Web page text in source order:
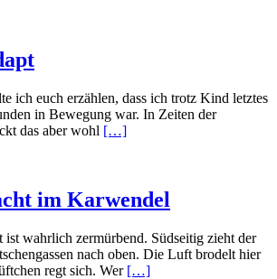
ich euch erzählen, dass ich trotz Kind letztes
in Bewegung war. In Zeiten der
das aber wohl […]
im Karwendel
ist wahrlich zermürbend. Südseitig zieht der
nach oben. Die Luft brodelt hier
regt sich. Wer […]